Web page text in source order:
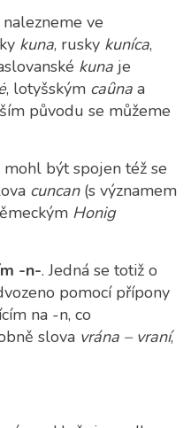
nalezneme ve
kuna, rusky kuníca,
kuna je
, lotyšským caȗna a
původu se můžeme
mohl být spojen též se
cuncan(s významem
Honig
-n-. Jedná se totiž o
pomocí přípony
na -n, co
slova vrána – vraní,